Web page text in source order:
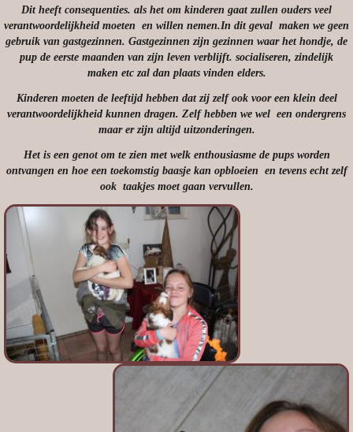
Dit heeft consequenties. als het om kinderen gaat zullen ouders veel
verantwoordelijkheid moeten en willen nemen.In dit geval maken we geen
gebruik van gastgezinnen. Gastgezinnen zijn gezinnen waar het hondje, de
pup de eerste maanden van zijn leven verblijft. socialiseren, zindelijk
maken etc zal dan plaats vinden elders.
Kinderen moeten de leeftijd hebben dat zij zelf ook voor een klein deel
verantwoordelijkheid kunnen dragen. Zelf hebben we wel een ondergrens
maar er zijn altijd uitzonderingen.
Het is een genot om te zien met welk enthousiasme de pups worden
ontvangen en hoe een toekomstig baasje kan opbloeien en tevens echt zelf
ook taakjes moet gaan vervullen.